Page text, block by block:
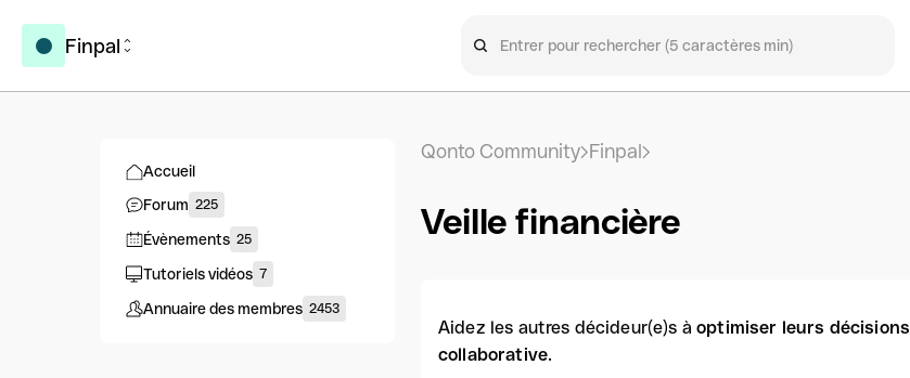
Finpal
Accueil
Forum 225
Évènements 25
Tutoriels vidéos 7
Annuaire des membres 2453
Qonto Community Finpal
Veille financière
Aidez les autres décideur(e)s àoptimiser leurs décisions
collaborative.